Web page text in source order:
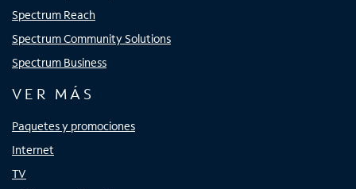
Spectrum Reach
Spectrum Community Solutions
Spectrum Business
VER MÁS
Paquetes y promociones
Internet
TV